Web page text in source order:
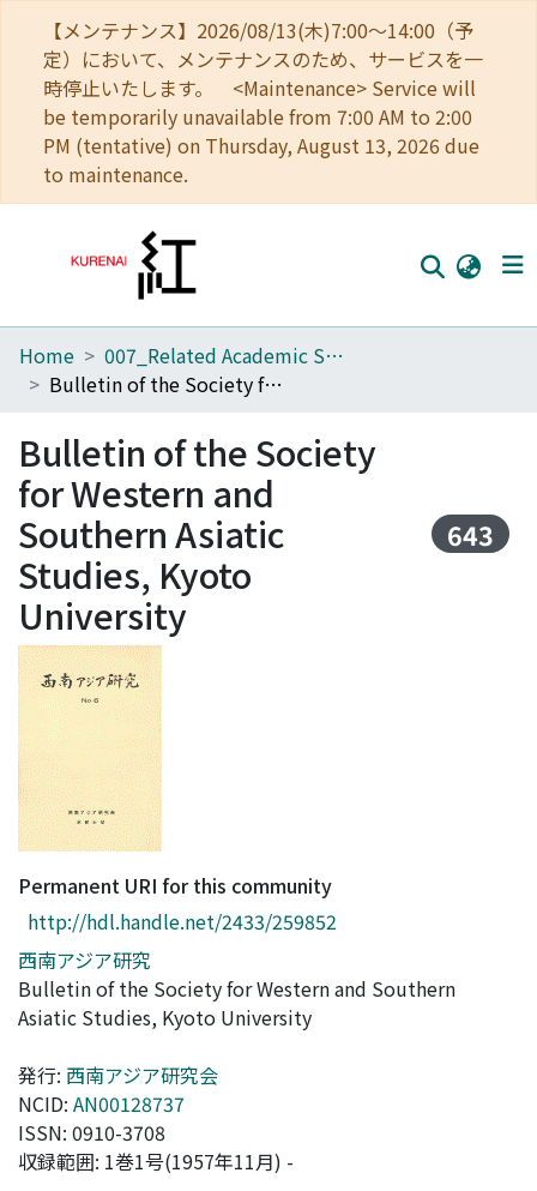
【メンテナンス】2026/08/13(木)7:00～14:00（予
定）において、メンテナンスのため、サービスを一
時停止いたします。 <Maintenance> Service will
be temporarily unavailable from 7:00 AM to 2:00
PM (tentative) on Thursday, August 13, 2026 due
to maintenance.
Home
Browse
Download Ranking
Access Statistics
Library Network
Home
007_Related Academic Societies
Bulletin of the Society for Western and Southern Asiatic Studies, Kyoto University
Bulletin of the Society
for Western and
Southern Asiatic
Studies, Kyoto
University
643
Permanent URI for this community
http://hdl.handle.net/2433/259852
西南アジア研究
Bulletin of the Society for Western and Southern
Asiatic Studies, Kyoto University
発行: 西南アジア研究会
NCID: AN00128737
ISSN: 0910-3708
収録範囲: 1巻1号(1957年11月) -